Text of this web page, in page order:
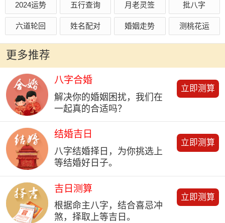
2024运势 五行查询 月老灵签 批八字
六道轮回 姓名配对 婚姻走势 测桃花运
更多推荐
八字合婚
解决你的婚姻困扰，我们在
一起真的合适吗？
立即测算
结婚吉日
八字结婚择日，为你挑选上
等结婚好日子。
立即测算
吉日测算
根据命主八字，结合喜忌冲
煞，择取上等吉日。
立即测算